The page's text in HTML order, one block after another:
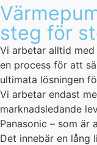
steg för
Vi arbetar alltid
en process för att
ultimata lösningen
Vi arbetar endast
marknadsledande
Panasonic – som är
Det innebär en lång